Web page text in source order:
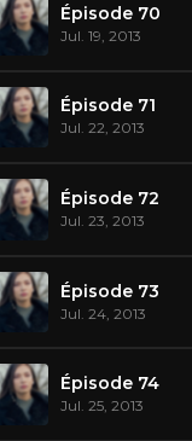
Épisode 70
Jul. 19, 2013
Épisode 71
Jul. 22, 2013
Épisode 72
Jul. 23, 2013
Épisode 73
Jul. 24, 2013
Épisode 74
Jul. 25, 2013